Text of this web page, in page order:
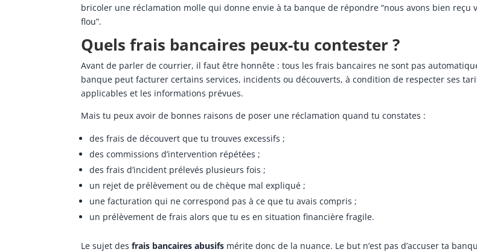
bricoler une réclamation molle qui donne envie à ta banque de répondre “nous avons bien reçu
flou”.
Quels frais bancaires peux-tu contester ?
Avant de parler de courrier, il faut être honnête : tous les frais bancaires ne sont pas
banque peut facturer certains services, incidents ou découverts, à condition de respecter ses
applicables et les informations prévues.
Mais tu peux avoir de bonnes raisons de poser une réclamation quand tu constates :
des frais de découvert que tu trouves excessifs ;
des commissions d’intervention répétées ;
des frais d’incident prélevés plusieurs fois ;
un rejet de prélèvement ou de chèque mal expliqué ;
une facturation qui ne correspond pas à ce que tu avais compris ;
un prélèvement de frais alors que tu es en situation financière fragile.
Le sujet desfrais bancaires abusifs mérite donc de la nuance. Le but n’est pas d’accuser ta